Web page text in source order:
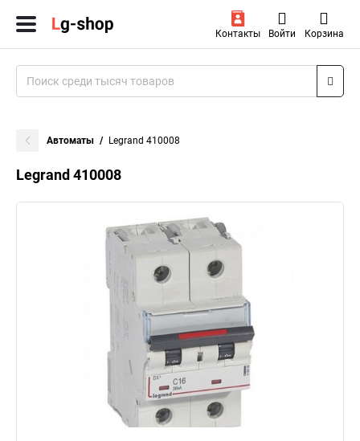
Контакты Войти Корзина
Автоматы Legrand 410008
Legrand 410008